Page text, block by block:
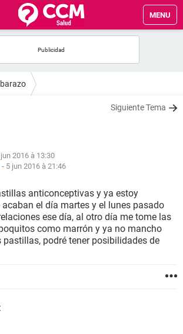
MENU
Siguiente Tema
2016 à 13:30
- 5 jun 2016 à 21:46
anticonceptivas y ya estoy
el día martes y el lunes pasado
ese día, al otro día me tome las
como marrón y ya no mancho
podré tener posibilidades de